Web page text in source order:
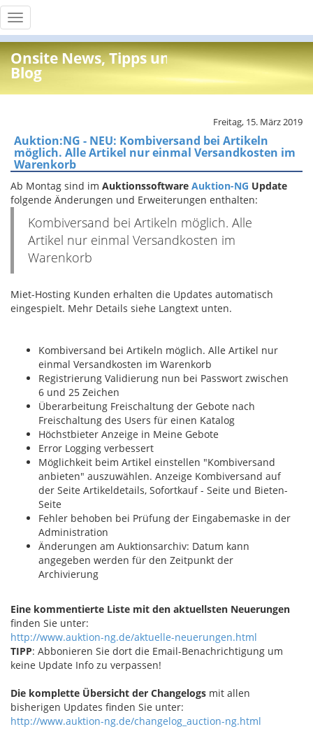
Toggle
navigation
Onsite News, Tipps und Info
Blog
Freitag, 15. März 2019
Auktion:NG - NEU: Kombiversand bei Artikeln
möglich. Alle Artikel nur einmal Versandkosten im
Warenkorb
Ab Montag sind im Auktionssoftware Auktion-NG Update
folgende Änderungen und Erweiterungen enthalten:
Kombiversand bei Artikeln möglich. Alle
Artikel nur einmal Versandkosten im
Warenkorb
Miet-Hosting Kunden erhalten die Updates automatisch
eingespielt. Mehr Details siehe Langtext unten.
Kombiversand bei Artikeln möglich. Alle Artikel nur
einmal Versandkosten im Warenkorb
Registrierung Validierung nun bei Passwort zwischen
6 und 25 Zeichen
Überarbeitung Freischaltung der Gebote nach
Freischaltung des Users für einen Katalog
Höchstbieter Anzeige in Meine Gebote
Error Logging verbessert
Möglichkeit beim Artikel einstellen "Kombiversand
anbieten" auszuwählen. Anzeige Kombiversand auf
der Seite Artikeldetails, Sofortkauf - Seite und Bieten-
Seite
Fehler behoben bei Prüfung der Eingabemaske in der
Administration
Änderungen am Auktionsarchiv: Datum kann
angegeben werden für den Zeitpunkt der
Archivierung
Eine kommentierte Liste mit den aktuellsten Neuerungen
finden Sie unter:
http://www.auktion-ng.de/aktuelle-neuerungen.html
TIPP: Abbonieren Sie dort die Email-Benachrichtigung um
keine Update Info zu verpassen!
Die komplette Übersicht der Changelogs mit allen
bisherigen Updates finden Sie unter:
http://www.auktion-ng.de/changelog_auction-ng.html